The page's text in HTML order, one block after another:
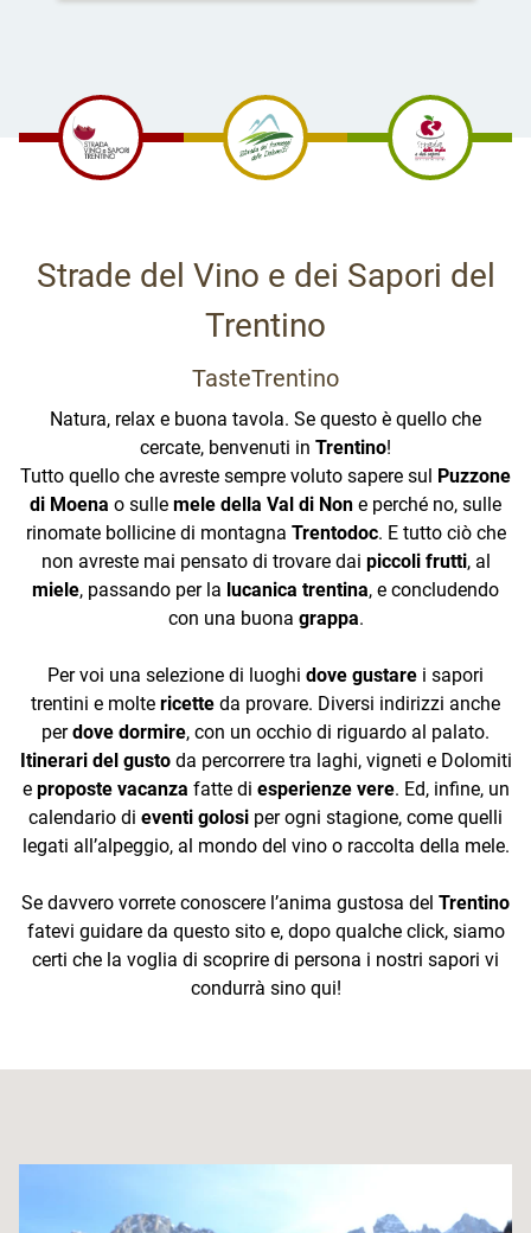
Strade del Vino e dei Sapori del
Trentino
TasteTrentino
Natura, relax e buona tavola. Se questo è quello che
cercate, benvenuti in Trentino!
Tutto quello che avreste sempre voluto sapere sul Puzzone
di Moena o sulle mele della Val di Non e perché no, sulle
rinomate bollicine di montagna Trentodoc. E tutto ciò che
non avreste mai pensato di trovare dai piccoli frutti, al
miele, passando per la lucanica trentina, e concludendo
con una buona grappa.
Per voi una selezione di luoghi dove gustare i sapori
trentini e molte ricette da provare. Diversi indirizzi anche
perdove dormire, con un occhio di riguardo al palato.
Itinerari del gustoda percorrere tra laghi, vigneti e Dolomiti
e proposte vacanza fatte di esperienze vere. Ed, infine, un
calendario di eventi golosi per ogni stagione, come quelli
legati all’alpeggio, al mondo del vino o raccolta della mele.
Se davvero vorrete conoscere l’anima gustosa del Trentino
fatevi guidare da questo sito e, dopo qualche click, siamo
certi che la voglia di scoprire di persona i nostri sapori vi
condurrà sino qui!